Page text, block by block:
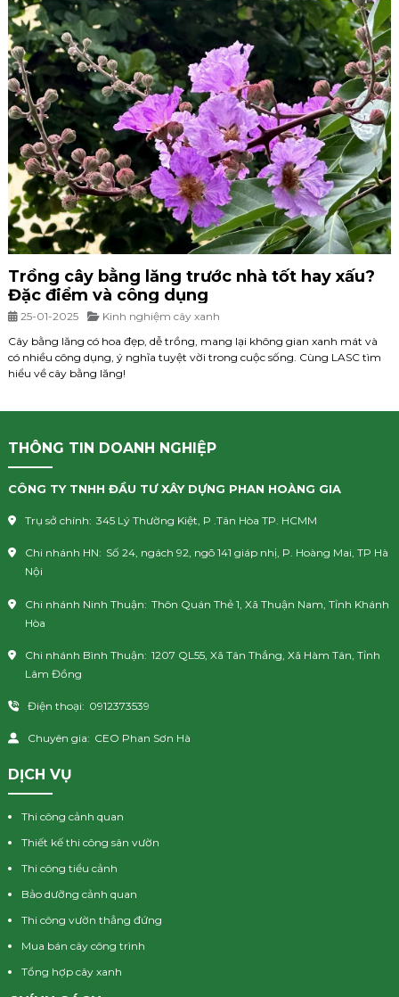
Trồng cây bằng lăng trước nhà tốt hay xấu?
Đặc điểm và công dụng
25-01-2025
Kinh nghiệm cây xanh
Cây bằng lăng có hoa đẹp, dễ trồng, mang lại không gian xanh mát và
có nhiều công dụng, ý nghĩa tuyệt vời trong cuộc sống. Cùng LASC tìm
hiểu về cây bằng lăng!
THÔNG TIN DOANH NGHIỆP
CÔNG TY TNHH ĐẦU TƯ XÂY DỰNG PHAN HOÀNG GIA
Trụ sở chính: 345 Lý Thường Kiệt, P .Tân Hòa TP. HCMM
Chi nhánh HN: Số 24, ngách 92, ngõ 141 giáp nhị, P. Hoàng Mai, TP Hà
Nội
Chi nhánh Ninh Thuận: Thôn Quán Thẻ 1, Xã Thuận Nam, Tỉnh Khánh
Hòa
Chi nhánh Bình Thuận: 1207 QL55, Xã Tân Thắng, Xã Hàm Tân, Tỉnh
Lâm Đồng
Điện thoại: 0912373539
Chuyên gia: CEO Phan Sơn Hà
DỊCH VỤ
Thi công cảnh quan
Thiết kế thi công sân vườn
Thi công tiểu cảnh
Bảo dưỡng cảnh quan
Thi công vườn thẳng đứng
Mua bán cây công trình
Tổng hợp cây xanh